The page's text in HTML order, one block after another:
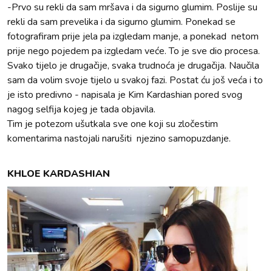
-Prvo su rekli da sam mršava i da sigurno glumim. Poslije su
rekli da sam prevelika i da sigurno glumim. Ponekad se
fotografiram prije jela pa izgledam manje, a ponekad netom
prije nego pojedem pa izgledam veće. To je sve dio procesa.
Svako tijelo je drugačije, svaka trudnoća je drugačija. Naučila
sam da volim svoje tijelo u svakoj fazi. Postat ću još veća i to
je isto predivno - napisala je Kim Kardashian pored svog
nagog selfija kojeg je tada objavila.
Tim je potezom ušutkala sve one koji su zločestim
komentarima nastojali narušiti njezino samopuzdanje.
KHLOE KARDASHIAN